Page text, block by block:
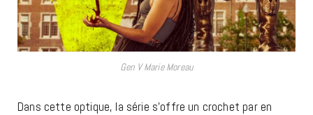
Gen V Marie Moreau
Dans cette optique, la série s’offre un crochet par en